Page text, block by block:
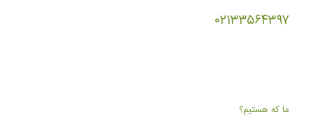
۰۲۱۳۳۵۶۴۳۹۷
ما که هستیم؟